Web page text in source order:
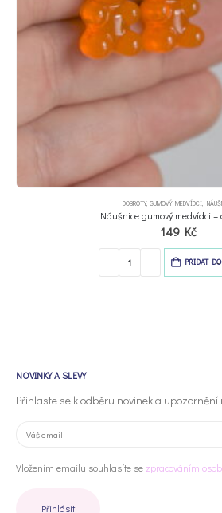
DOBROTY, GUMOVÝ MEDVÍDCI
Náušnice gumový medvídci –
149 Kč
PŘIDAT -
NOVINKY A SLEVY
Přihlaste se k odběru novinek a upozornění
Vložením emailu souhlasíte se zpracováním